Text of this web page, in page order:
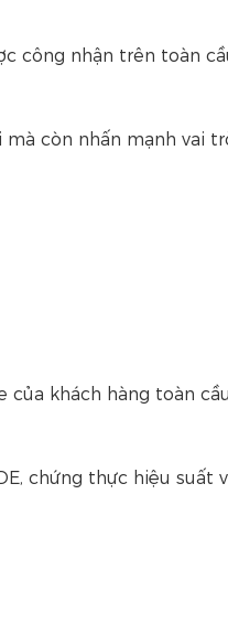
công nhận trên toàn
còn nhấn mạnh vai
khách hàng toàn
chứng thực hiệu suất